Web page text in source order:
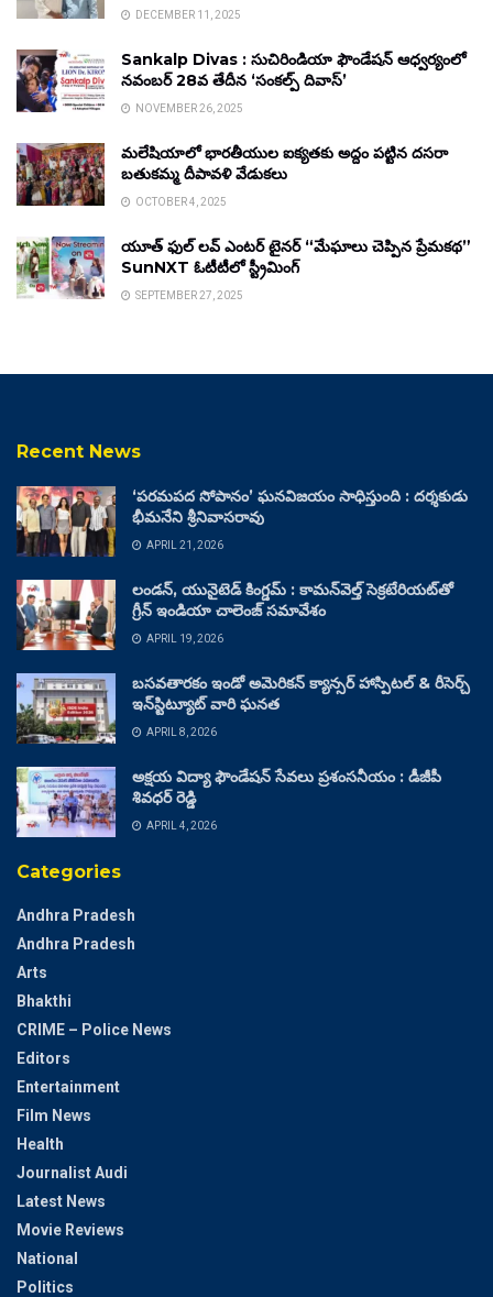
DECEMBER 11, 2025
Sankalp Divas : సుచిరిండియా ఫౌండేషన్ ఆధ్వర్యంలో
నవంబర్ 28వ తేదీన ‘సంకల్ప్ దివాస్’
NOVEMBER 26, 2025
మలేషియాలో భారతీయుల ఐక్యతకు అద్దం పట్టిన దసరా
బతుకమ్మ దీపావళి వేడుకలు
OCTOBER 4, 2025
యూత్ ఫుల్ లవ్ ఎంటర్ టైనర్ “మేఘాలు చెప్పిన ప్రేమకథ”
SunNXT ఓటీటీలో స్ట్రీమింగ్
SEPTEMBER 27, 2025
Recent News
‘పరమపద సోపానం’ ఘనవిజయం సాధిస్తుంది : దర్శకుడు
భీమనేని శ్రీనివాసరావు
APRIL 21, 2026
లండన్, యునైటెడ్ కింగ్డమ్ : కామన్‌వెల్త్ సెక్రటేరియట్‌తో
గ్రీన్ ఇండియా చాలెంజ్ సమావేశం
APRIL 19, 2026
బసవతారకం ఇండో అమెరికన్ క్యాన్సర్ హాస్పిటల్ & రీసెర్చ్
ఇన్‌స్టిట్యూట్ వారి ఘనత
APRIL 8, 2026
అక్షయ విద్యా ఫౌండేషన్ సేవలు ప్రశంసనీయం : డీజీపీ
శివధర్ రెడ్డి
APRIL 4, 2026
Categories
Andhra Pradesh
Andhra Pradesh
Arts
Bhakthi
CRIME – Police News
Editors
Entertainment
Film News
Health
Journalist Audi
Latest News
Movie Reviews
National
Politics